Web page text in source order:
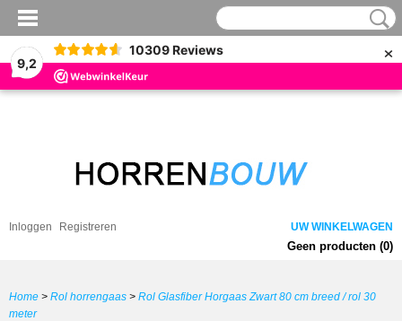
9,2
10309 Reviews ×
Inloggen Registreren UW WINKELWAGEN
Geen producten (0)
Home > Rol horrengaas > Rol Glasfiber Horgaas Zwart 80 cm breed / rol 30
meter